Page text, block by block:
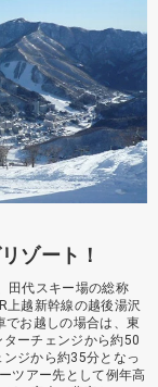
ゾート！
田代スキー場の総称
上越新幹線の越後湯沢
お越しの場合は、東
ーチェンジから約50
ジから約35分となっ
ツアー先として例年高